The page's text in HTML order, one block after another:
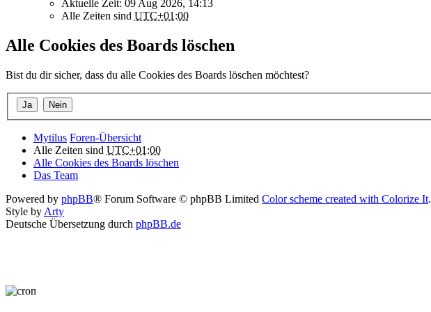
Aktuelle Zeit: 09 Aug 2026, 14:13
Alle Zeiten sind UTC+01:00
Alle Cookies des Boards löschen
Bist du dir sicher, dass du alle Cookies des Boards löschen möchtest?
Mytilus Foren-Übersicht
Alle Zeiten sind UTC+01:00
Alle Cookies des Boards löschen
Das Team
Powered by phpBB® Forum Software © phpBB Limited Color scheme created with Colorize It.
Style byArty
Deutsche Übersetzung durch phpBB.de